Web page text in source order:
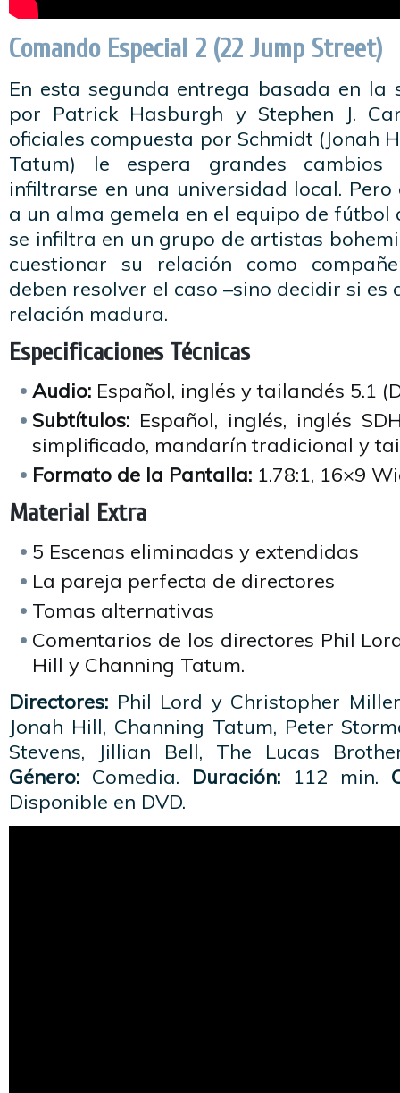
Comando Especial 2 (22 Jump Street)
En esta segunda entrega basada en la
por Patrick Hasburgh y Stephen J.
oficiales compuesta por Schmidt (Jonah
Tatum) le espera grandes cambios
infiltrarse en una universidad local. Pero
a un alma gemela en el equipo de fútbol
se infiltra en un grupo de artistas
cuestionar su relación como
deben resolver el caso –sino decidir si es
relación madura.
Especificaciones Técnicas
Audio: Español, inglés y tailandés 5.1
Subtítulos: Español, inglés, inglés
simplificado, mandarín tradicional y
Formato de la Pantalla: 1.78:1, 16×9
Material Extra
5 Escenas eliminadas y extendidas
La pareja perfecta de directores
Tomas alternativas
Comentarios de los directores Phil
Hill y Channing Tatum.
Directores: Phil Lord y Christopher
Jonah Hill, Channing Tatum, Peter
Stevens, Jillian Bell, The Lucas
Género: Comedia. Duración: 112 min.
Disponible en DVD.